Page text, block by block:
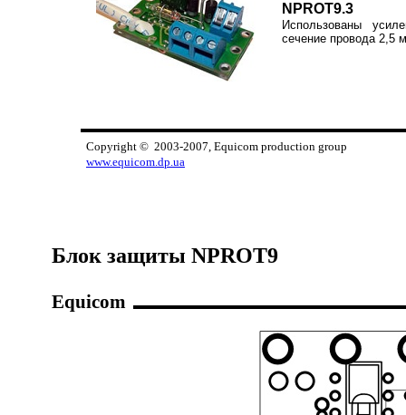
NPROT9.3
Использованы
сечение провода 2,5
Copyright © 2003-2007, Equicom production
www.equicom.dp.ua
Блок защиты NPROT9
Equicom